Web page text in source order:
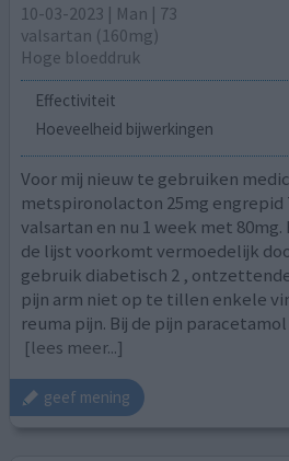
10-03-2023 | Man | 73
valsartan (160mg)
Hoge bloeddruk
Effectiviteit
Hoeveelheid bijwerkingen
Voor mij nieuw te gebruiken
metspironolacton 25mg engrepid
valsartan en nu 1 week met
de lijst voorkomt vermoedelijk
gebruik diabetisch 2 ,
pijn arm niet op te tillen enkele
reuma pijn. Bij de pijn
[lees meer...]
geef mening